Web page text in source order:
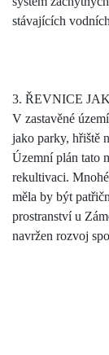
stávajících
3. ŘEVNICE
V zastavěné
jako parky, hřiště
Územní plán tato
rekultivaci. Mnohé
měla by být
prostranství u
navržen rozvoj